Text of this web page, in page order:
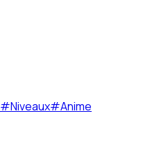
#Niveaux#Anime